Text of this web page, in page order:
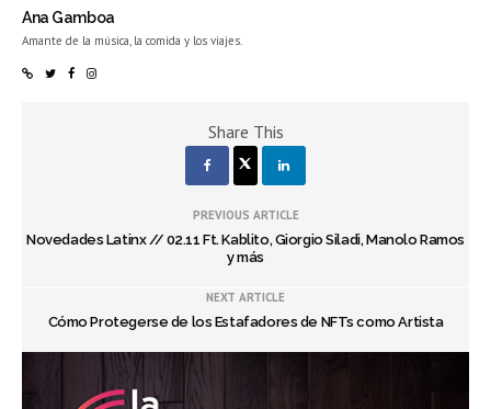
Ana Gamboa
Amante de la música, la comida y los viajes.
Share This
PREVIOUS ARTICLE
Novedades Latinx // 02.11 Ft. Kablito, Giorgio Siladi, Manolo Ramos
y más
NEXT ARTICLE
Cómo Protegerse de los Estafadores de NFTs como Artista